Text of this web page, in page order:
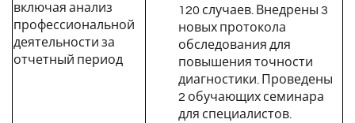
включая анализ
профессиональной
деятельности за
отчетный период
120 случаев. Внедрены 3
новых протокола
обследования для
повышения точности
диагностики. Проведены
2 обучающих семинара
для специалистов.